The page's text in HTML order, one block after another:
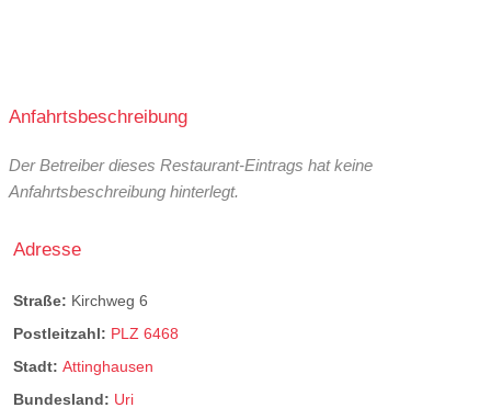
Anfahrtsbeschreibung
Der Betreiber dieses Restaurant-Eintrags hat keine
Anfahrtsbeschreibung hinterlegt.
Adresse
Straße: Kirchweg 6
Postleitzahl: PLZ 6468
Stadt: Attinghausen
Bundesland: Uri